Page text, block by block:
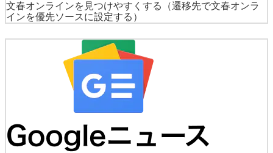
文春オンラインを見つけやすくする
（遷移先で文春オンラ
インを優先ソースに設定する）